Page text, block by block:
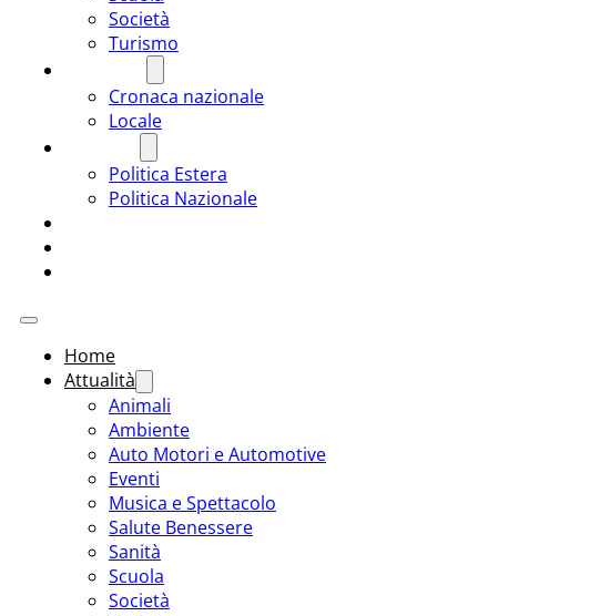
Società
Turismo
Cronaca nazionale
Locale
Politica Estera
Politica Nazionale
Home
Attualità
Animali
Ambiente
Auto Motori e Automotive
Eventi
Musica e Spettacolo
Salute Benessere
Sanità
Scuola
Società